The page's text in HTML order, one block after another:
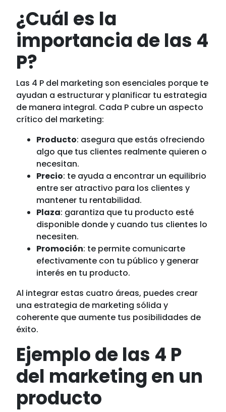
¿Cuál es la
importancia de las 4
P?
Las 4 P del marketing son esenciales porque te
ayudan a estructurar y planificar tu estrategia
de manera integral. Cada P cubre un aspecto
crítico del marketing:
Producto: asegura que estás ofreciendo
algo que tus clientes realmente quieren o
necesitan.
Precio: te ayuda a encontrar un equilibrio
entre ser atractivo para los clientes y
mantener tu rentabilidad.
Plaza: garantiza que tu producto esté
disponible donde y cuando tus clientes lo
necesiten.
Promoción: te permite comunicarte
efectivamente con tu público y generar
interés en tu producto.
Al integrar estas cuatro áreas, puedes crear
una estrategia de marketing sólida y
coherente que aumente tus posibilidades de
éxito.
Ejemplo de las 4 P
del marketing en un
producto